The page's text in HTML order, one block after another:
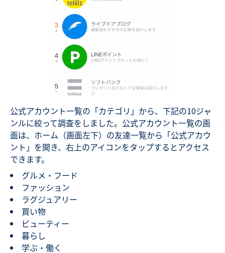
公式アカウント一覧の「カテゴリ」から、下記の10ジャ
ンルに絞って調査をしました。公式アカウント一覧の画
面は、ホーム（画面左下）の友達一覧から「公式アカウ
ント」を開き、右上のアイコンをタップするとアクセス
できます。
グルメ・フード
ファッション
ラグジュアリー
買い物
ビューティー
暮らし
学ぶ・働く